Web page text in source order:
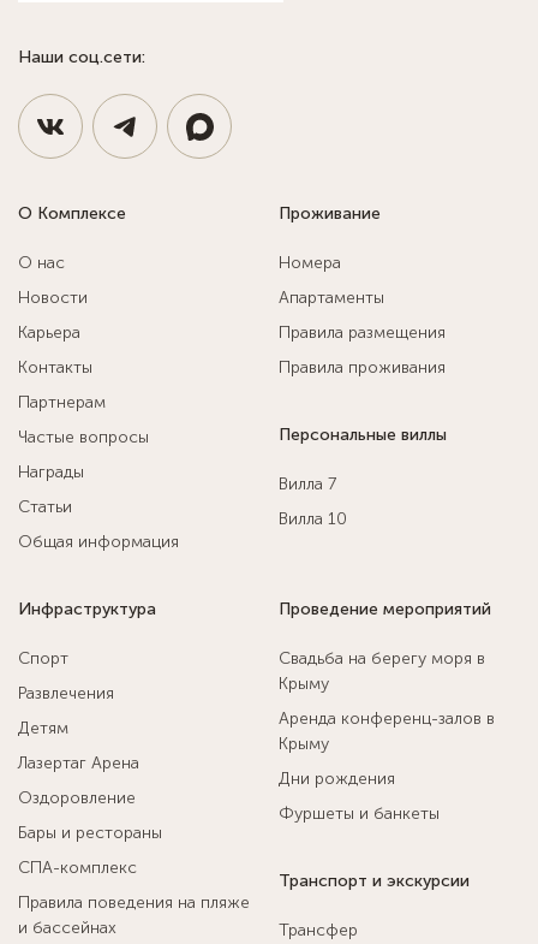
Наши соц.сети:
О Комплексе
О нас
Новости
Карьера
Контакты
Партнерам
Частые вопросы
Награды
Статьи
Общая информация
Проживание
Номера
Апартаменты
Правила размещения
Правила проживания
Персональные виллы
Вилла 7
Вилла 10
Инфраструктура
Спорт
Развлечения
Детям
Лазертаг Арена
Оздоровление
Бары и рестораны
СПА-комплекс
Правила поведения на пляже
и бассейнах
Проведение мероприятий
Свадьба на берегу моря в
Крыму
Аренда конференц-залов в
Крыму
Дни рождения
Фуршеты и банкеты
Транспорт и экскурсии
Трансфер